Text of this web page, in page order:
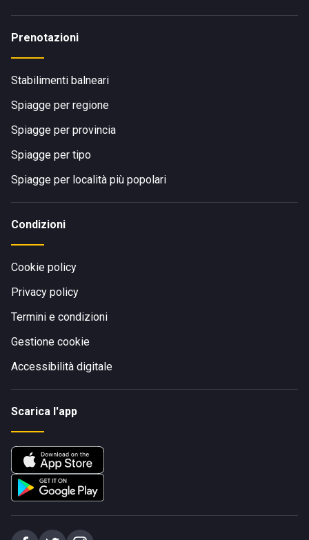
Prenotazioni
Stabilimenti balneari
Spiagge per regione
Spiagge per provincia
Spiagge per tipo
Spiagge per località più popolari
Condizioni
Cookie policy
Privacy policy
Termini e condizioni
Gestione cookie
Accessibilità digitale
Scarica l'app